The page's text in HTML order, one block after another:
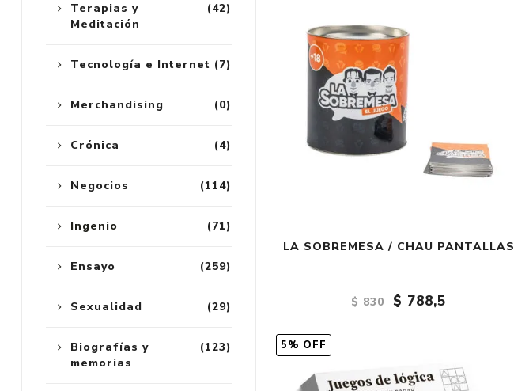
LA SOBREMESA / CHAU PANTALLAS
$ 830 $ 788,5
5% OFF
(42)
Terapias y
Meditación
(7)
Tecnología e Internet
(0)
Merchandising
(4)
Crónica
(114)
Negocios
(71)
Ingenio
(259)
Ensayo
(29)
Sexualidad
(123)
Biografías y
memorias